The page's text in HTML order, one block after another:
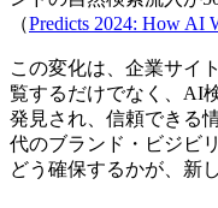
（Predicts 2024: How AI
この変化は、企業サイ
覧するだけでなく、AI
発見され、信頼できる
代のブランド・ビジビ
どう確保するかが、新